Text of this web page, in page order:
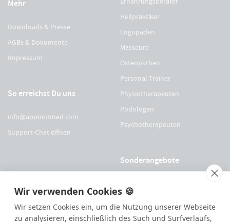
Wir verwenden Cookies 🍪
Wir setzen Cookies ein, um die Nutzung unserer Webseite
zu analysieren, einschließlich des Such und Surfverlaufs,
Mehr
Downloads & Presse
AGBs & Dokumente
Impressum
So erreichst Du uns
info@appointmed.com
Support-Chat öffnen
Heilpraktiker
Logopäden
Masseure
Osteopathen
Personal Trainer
Physiotherapeuten
Podologen
Psychotherapeuten
Sonderangebote
Für OEGO Mitglieder